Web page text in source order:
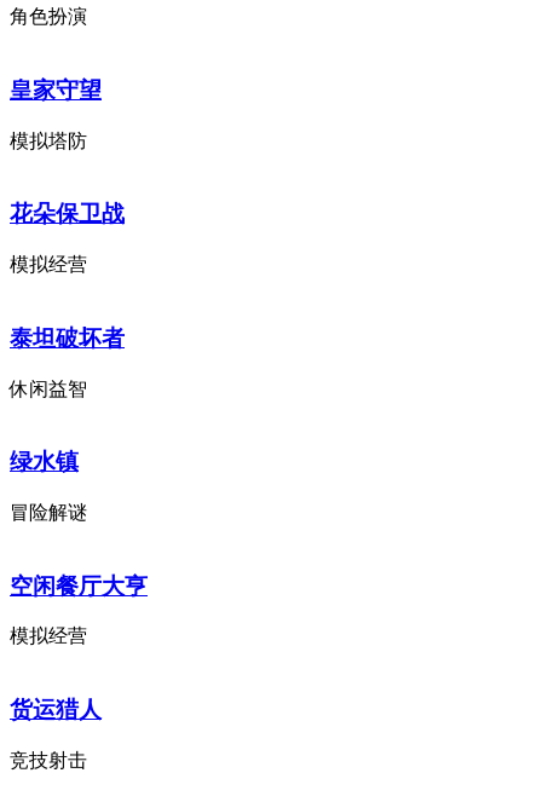
角色扮演
皇家守望
模拟塔防
花朵保卫战
模拟经营
泰坦破坏者
休闲益智
绿水镇
冒险解谜
空闲餐厅大亨
模拟经营
货运猎人
竞技射击